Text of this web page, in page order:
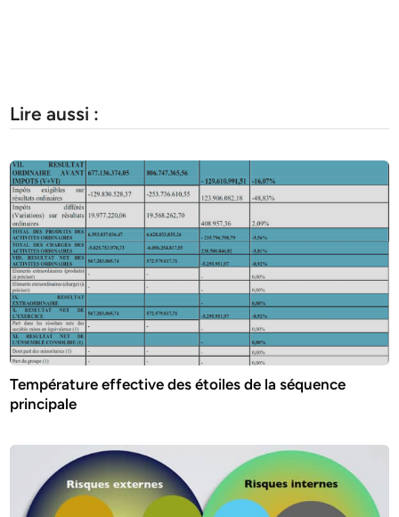
Lire aussi :
Température effective des étoiles de la séquence
principale